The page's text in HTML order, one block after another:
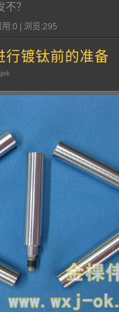
？
:0 | 浏览:295
行镀钛前的准备